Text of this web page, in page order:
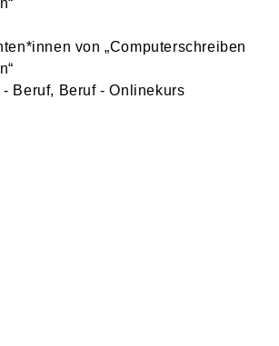
von „Computerschreiben
- Beruf, Beruf - Onlinekurs